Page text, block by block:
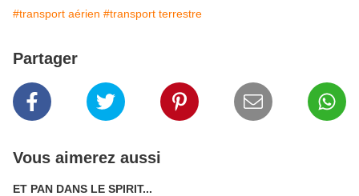
#transport aérien #transport terrestre
Partager
Vous aimerez aussi
ET PAN DANS LE SPIRIT...